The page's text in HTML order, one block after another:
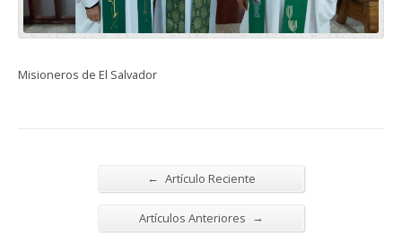
Misioneros de El Salvador
← Artículo Reciente
Artículos Anteriores →